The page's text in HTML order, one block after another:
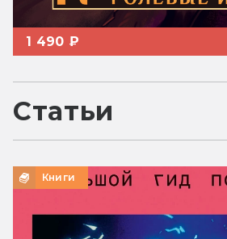
1 490 ₽
Статьи
Книги